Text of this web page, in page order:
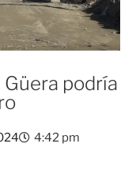
podría
4:42 pm